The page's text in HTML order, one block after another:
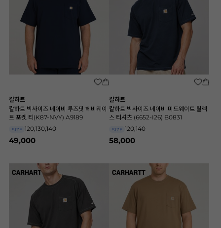
칼하트
칼하트 빅사이즈 네이비 루즈핏 헤비웨이
트 포켓 티(K87-NVY) A9189
SIZE 120,130,140
49,000
칼하트
칼하트 빅사이즈 네이비 미드웨이트 릴렉
스 티셔츠 (6652-I26) B0831
SIZE 120,140
58,000